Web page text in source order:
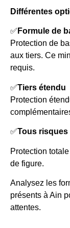
Différentes
✅ Formule de
Protection de
aux tiers. Ce
requis.
✅Tiers étendu
Protection
✅Tous risques
Protection
de figure.
Analysez les
présents à Ain
attentes.